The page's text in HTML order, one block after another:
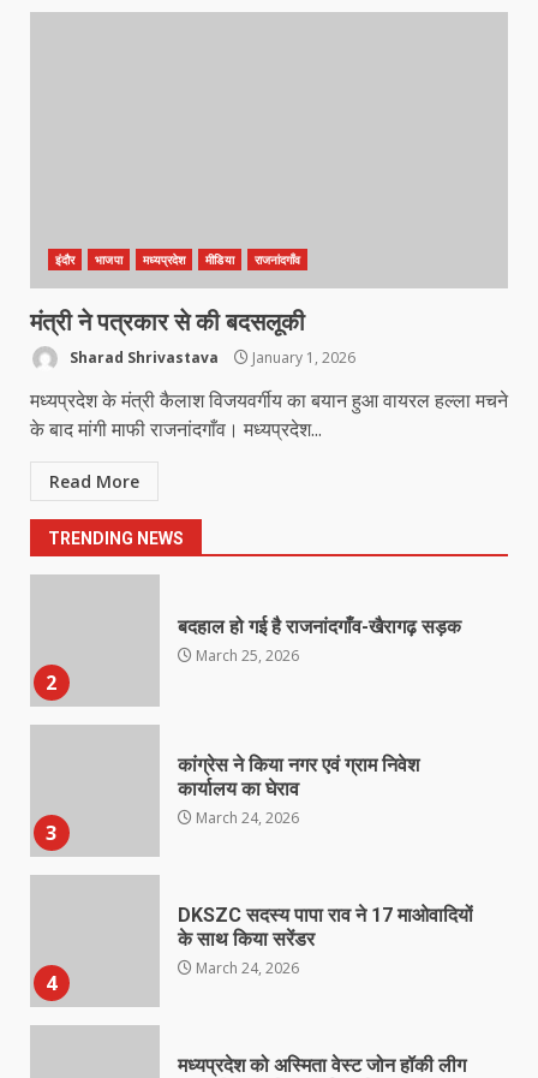
इंदौर भाजपा मध्यप्रदेश मीडिया राजनांदगाँव
मंत्री ने पत्रकार से की बदसलूकी
Sharad Shrivastava January 1, 2026
मध्यप्रदेश के मंत्री कैलाश विजयवर्गीय का बयान हुआ वायरल हल्ला मचने
के बाद मांगी माफी राजनांदगाँव। मध्यप्रदेश...
Read More
TRENDING NEWS
मध्यप्रदेश को अस्मिता वेस्ट जोन हॉकी लीग
राष्ट्रीय पवार क्षत्रिय महासभा भारत की
सामान्य सभा डोंगरगढ़ में कल
March 21, 2026
1
March 25, 2026
2
बदहाल हो गई है राजनांदगाँव-खैरागढ़ सड़क
March 25, 2026
3
कांग्रेस ने किया नगर एवं ग्राम निवेश
कार्यालय का घेराव
March 24, 2026
4
DKSZC सदस्य पापा राव ने 17 माओवादियों
के साथ किया सरेंडर
March 24, 2026
मध्यप्रदेश को अस्मिता वेस्ट जोन हॉकी लीग